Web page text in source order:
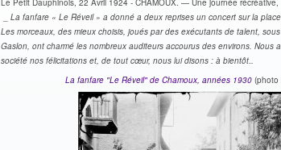
Le Petit Dauphinois, 22 Avril 1924 - CHAMOUX. — Une journée récréative,
La fanfare « Le Réveil » a donné a deux reprises un concert sur la
Les morceaux, des mieux choisis, joués par des exécutants de talent,
Gaslon, ont charmé les nombreux auditeurs accourus des environs. Nous
société nos félicitations et, de tout cœur, nous lui disons : à bientôt..
La fanfare "Le Réveil" de Chamoux, années 1930 (photo